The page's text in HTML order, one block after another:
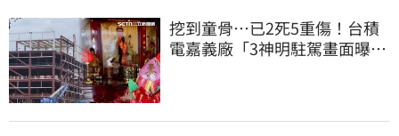
挖到童骨…已2死5重傷！台積
電嘉義廠「3神明駐駕畫面曝